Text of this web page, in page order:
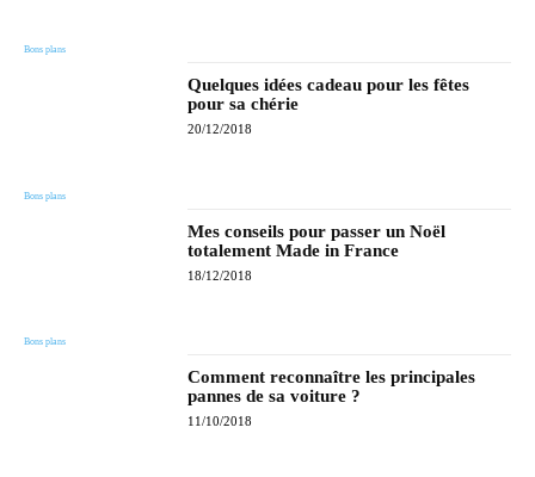
Bons plans
Bons plans
Quelques idées cadeau pour les fêtes
pour sa chérie
20/12/2018
Bons plans
Mes conseils pour passer un Noël
totalement Made in France
18/12/2018
Comment reconnaître les principales
pannes de sa voiture ?
11/10/2018